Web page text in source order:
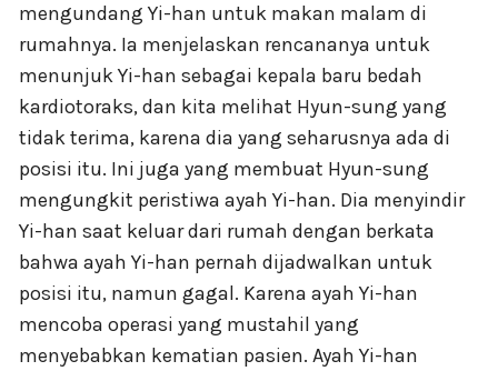
mengundang Yi-han untuk makan malam di
rumahnya. Ia menjelaskan rencananya untuk
menunjuk Yi-han sebagai kepala baru bedah
kardiotoraks, dan kita melihat Hyun-sung yang
tidak terima, karena dia yang seharusnya ada di
posisi itu. Ini juga yang membuat Hyun-sung
mengungkit peristiwa ayah Yi-han. Dia menyindir
Yi-han saat keluar dari rumah dengan berkata
bahwa ayah Yi-han pernah dijadwalkan untuk
posisi itu, namun gagal. Karena ayah Yi-han
mencoba operasi yang mustahil yang
menyebabkan kematian pasien. Ayah Yi-han